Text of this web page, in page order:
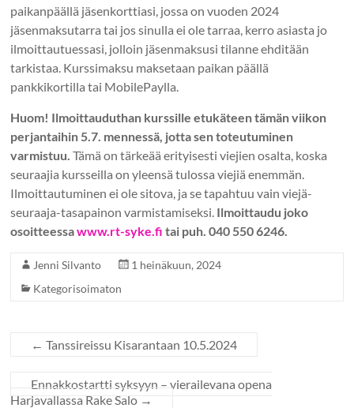
paikanpäällä jäsenkorttiasi, jossa on vuoden 2024
jäsenmaksutarra tai jos sinulla ei ole tarraa, kerro asiasta jo
ilmoittautuessasi, jolloin jäsenmaksusi tilanne ehditään
tarkistaa. Kurssimaksu maksetaan paikan päällä
pankkikortilla tai MobilePaylla.
Huom! Ilmoittauduthan kurssille etukäteen tämän viikon
perjantaihin 5.7. mennessä, jotta sen toteutuminen
varmistuu. Tämä on tärkeää erityisesti viejien osalta, koska
seuraajia kursseilla on yleensä tulossa viejiä enemmän.
Ilmoittautuminen ei ole sitova, ja se tapahtuu vain viejä-
seuraaja-tasapainon varmistamiseksi. Ilmoittaudu joko
osoitteessawww.rt-syke.fi tai puh. 040 550 6246.
Jenni Silvanto
1 heinäkuun, 2024
Kategorisoimaton
← Tanssireissu Kisarantaan 10.5.2024
Ennakkostartti syksyyn – vierailevana opena
Harjavallassa Rake Salo →